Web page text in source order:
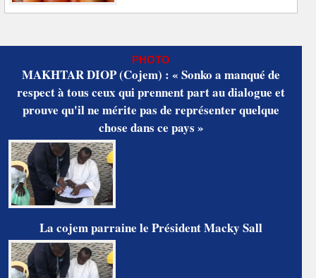
PHOTO
MAKHTAR DIOP (Cojem) : « Sonko a manqué de
respect à tous ceux qui prennent part au dialogue et
prouve qu'il ne mérite pas de représenter quelque
chose dans ce pays »
La cojem parraine le Président Macky Sall